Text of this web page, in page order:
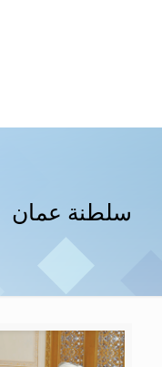
سلطنة عمان